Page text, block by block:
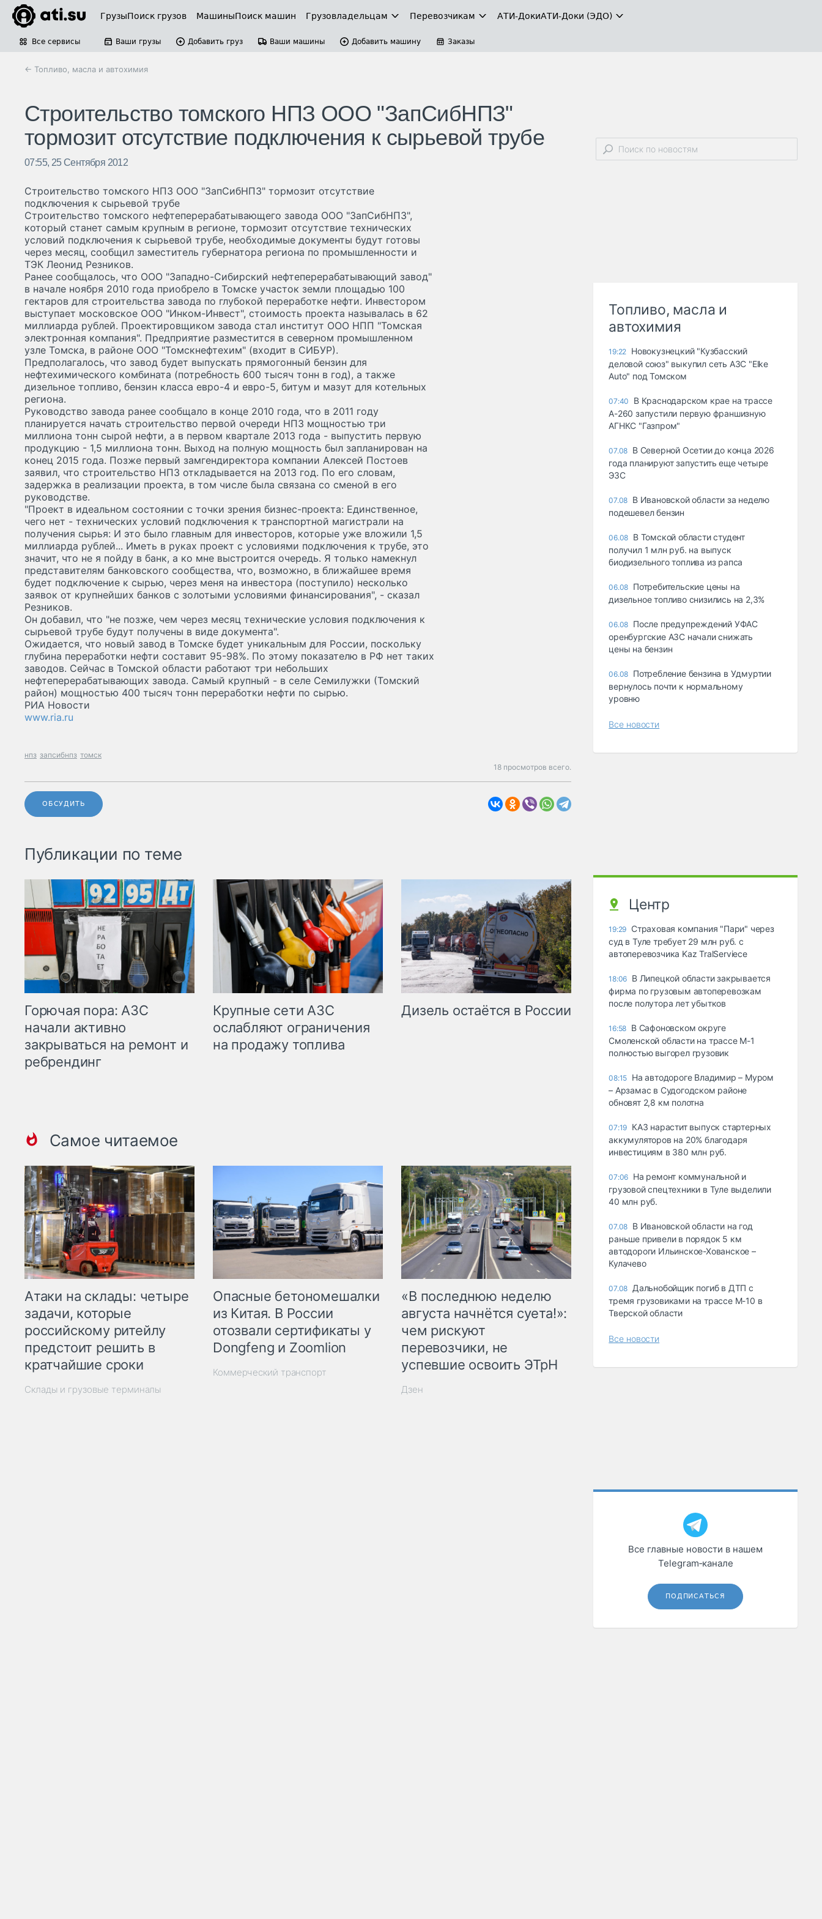
ГрузыПоиск грузов МашиныПоиск машин Грузовладельцам Перевозчикам АТИ-ДокиАТИ-Доки (ЭДО)
Все сервисы Ваши грузы Добавить груз Ваши машины Добавить машину Заказы
← Топливо, масла и автохимия
Строительство томского НПЗ ООО "ЗапСибНПЗ"
тормозит отсутствие подключения к сырьевой трубе
07:55, 25 Сентября 2012
Строительство томского НПЗ ООО "ЗапСибНПЗ" тормозит отсутствие
подключения к сырьевой трубе
Строительство томского нефтеперерабатывающего завода ООО "ЗапСибНПЗ",
который станет самым крупным в регионе, тормозит отсутствие технических
условий подключения к сырьевой трубе, необходимые документы будут готовы
через месяц, сообщил заместитель губернатора региона по промышленности и
ТЭК Леонид Резников.
Ранее сообщалось, что ООО "Западно-Сибирский нефтеперерабатывающий завод"
в начале ноября 2010 года приобрело в Томске участок земли площадью 100
гектаров для строительства завода по глубокой переработке нефти. Инвестором
выступает московское ООО "Инком-Инвест", стоимость проекта называлась в 62
миллиарда рублей. Проектировщиком завода стал институт ООО НПП "Томская
электронная компания". Предприятие разместится в северном промышленном
узле Томска, в районе ООО "Томскнефтехим" (входит в СИБУР).
Предполагалось, что завод будет выпускать прямогонный бензин для
нефтехимического комбината (потребность 600 тысяч тонн в год), а также
дизельное топливо, бензин класса евро-4 и евро-5, битум и мазут для котельных
региона.
Руководство завода ранее сообщало в конце 2010 года, что в 2011 году
планируется начать строительство первой очереди НПЗ мощностью три
миллиона тонн сырой нефти, а в первом квартале 2013 года - выпустить первую
продукцию - 1,5 миллиона тонн. Выход на полную мощность был запланирован на
конец 2015 года. Позже первый замгендиректора компании Алексей Постоев
заявил, что строительство НПЗ откладывается на 2013 год. По его словам,
задержка в реализации проекта, в том числе была связана со сменой в его
руководстве.
"Проект в идеальном состоянии с точки зрения бизнес-проекта: Единственное,
чего нет - технических условий подключения к транспортной магистрали на
получения сырья: И это было главным для инвесторов, которые уже вложили 1,5
миллиарда рублей... Иметь в руках проект с условиями подключения к трубе, это
значит, что не я пойду в банк, а ко мне выстроится очередь. Я только намекнул
представителям банковского сообщества, что, возможно, в ближайшее время
будет подключение к сырью, через меня на инвестора (поступило) несколько
заявок от крупнейших банков с золотыми условиями финансирования", - сказал
Резников.
Он добавил, что "не позже, чем через месяц технические условия подключения к
сырьевой трубе будут получены в виде документа".
Ожидается, что новый завод в Томске будет уникальным для России, поскольку
глубина переработки нефти составит 95-98%. По этому показателю в РФ нет таких
заводов. Сейчас в Томской области работают три небольших
нефтеперерабатывающих завода. Самый крупный - в селе Семилужки (Томский
район) мощностью 400 тысяч тонн переработки нефти по сырью.
РИА Новости
www.ria.ru
нпз запсибнпз томск
18 просмотров всего.
ОБСУДИТЬ
Публикации по теме
Горючая пора: АЗС
начали активно
закрываться на ремонт и
ребрендинг
Крупные сети АЗС
ослабляют ограничения
на продажу топлива
Дизель остаётся в России
Самое читаемое
Атаки на склады: четыре
задачи, которые
российскому ритейлу
предстоит решить в
кратчайшие сроки
Склады и грузовые терминалы
Опасные бетономешалки
из Китая. В России
отозвали сертификаты у
Dongfeng и Zoomlion
Коммерческий транспорт
«В последнюю неделю
августа начнётся суета!»:
чем рискуют
перевозчики, не
успевшие освоить ЭТрН
Дзен
Топливо, масла и
автохимия
19:22 Новокузнецкий "Кузбасский
деловой союз" выкупил сеть АЗС "Elke
Auto" под Томском
07:40
В Краснодарском крае на трассе
А-260 запустили первую франшизную
АГНКС "Газпром"
07.08 В Северной Осетии до конца 2026
года планируют запустить еще четыре
ЭЗС
07.08 В Ивановской области за неделю
подешевел бензин
06.08 В Томской области студент
получил 1 млн руб. на выпуск
биодизельного топлива из рапса
06.08 Потребительские цены на
дизельное топливо снизились на 2,3%
06.08 После предупреждений УФАС
оренбургские АЗС начали снижать
цены на бензин
06.08 Потребление бензина в Удмуртии
вернулось почти к нормальному
уровню
Все новости
Центр
19:29 Страховая компания "Пари" через
суд в Туле требует 29 млн руб. с
автоперевозчика Kaz TralServiece
18:06 В Липецкой области закрывается
фирма по грузовым автоперевозкам
после полутора лет убытков
16:58 В Сафоновском округе
Смоленской области на трассе М-1
полностью выгорел грузовик
08:15 На автодороге Владимир – Муром
– Арзамас в Судогодском районе
обновят 2,8 км полотна
07:19 КАЗ нарастит выпуск стартерных
аккумуляторов на 20% благодаря
инвестициям в 380 млн руб.
07:06 На ремонт коммунальной и
грузовой спецтехники в Туле выделили
40 млн руб.
07.08 В Ивановской области на год
раньше привели в порядок 5 км
автодороги Ильинское-Хованское –
Кулачево
07.08 Дальнобойщик погиб в ДТП с
тремя грузовиками на трассе М-10 в
Тверской области
Все новости
Все главные новости в нашем
Telegram‑канале
ПОДПИСАТЬСЯ